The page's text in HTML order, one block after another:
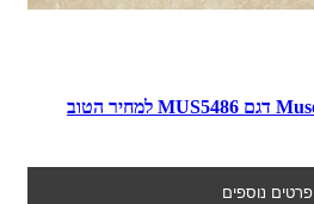
פרקט למינציה קוויק סטפ Muse דגם MUS5486 למחיר הטוב
פרטים נוספים